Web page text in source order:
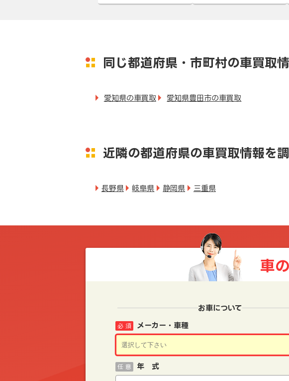
同じ都道府県・市町村の車買取
愛知県の車買取 愛知県豊田市の車買取
近隣の都道府県の車買取情報を
長野県 岐阜県 静岡県 三重県
車
お車について
メーカー・車種
必 須
年 式
任 意